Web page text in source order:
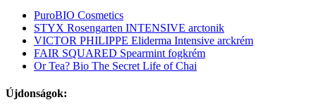
PuroBIO Cosmetics
STYX Rosengarten INTENSIVE arctonik
VICTOR PHILIPPE Eliderma Intensive arckrém
FAIR SQUARED Spearmint fogkrém
Or Tea? Bio The Secret Life of Chai
Újdonságok: